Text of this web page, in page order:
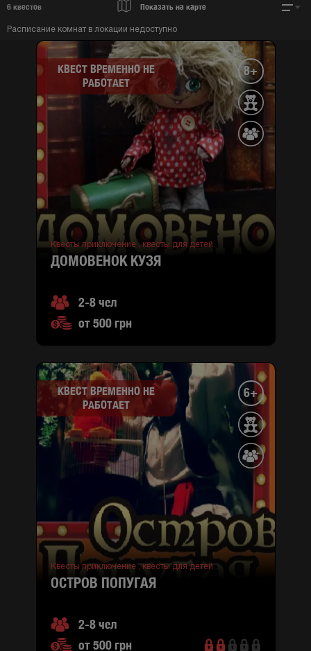
6 квестов Показать на карте
Расписание комнат в локации недоступно
КВЕСТ ВРЕМЕННО НЕ
РАБОТАЕТ
8+
Квесты приключение , квесты для детей
ДОМОВЕНОК КУЗЯ
2-8 чел
от 500 грн
КВЕСТ ВРЕМЕННО НЕ
РАБОТАЕТ
6+
Квесты приключение ,квесты для детей
ОСТРОВ ПОПУГАЯ
2-8 чел
от 500 грн